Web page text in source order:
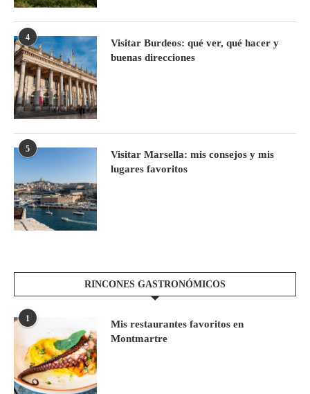
4
Visitar Burdeos: qué ver, qué hacer y
buenas direcciones
5
Visitar Marsella: mis consejos y mis
lugares favoritos
RINCONES GASTRONÓMICOS
1
Mis restaurantes favoritos en
Montmartre